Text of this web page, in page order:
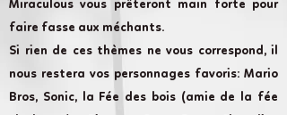
Miraculous vous prêteront main forte pour
faire fasse aux méchants.
Si rien de ces thèmes ne vous correspond, il
nous restera vos personnages favoris: Mario
Bros, Sonic, la Fée des bois (amie de la fée